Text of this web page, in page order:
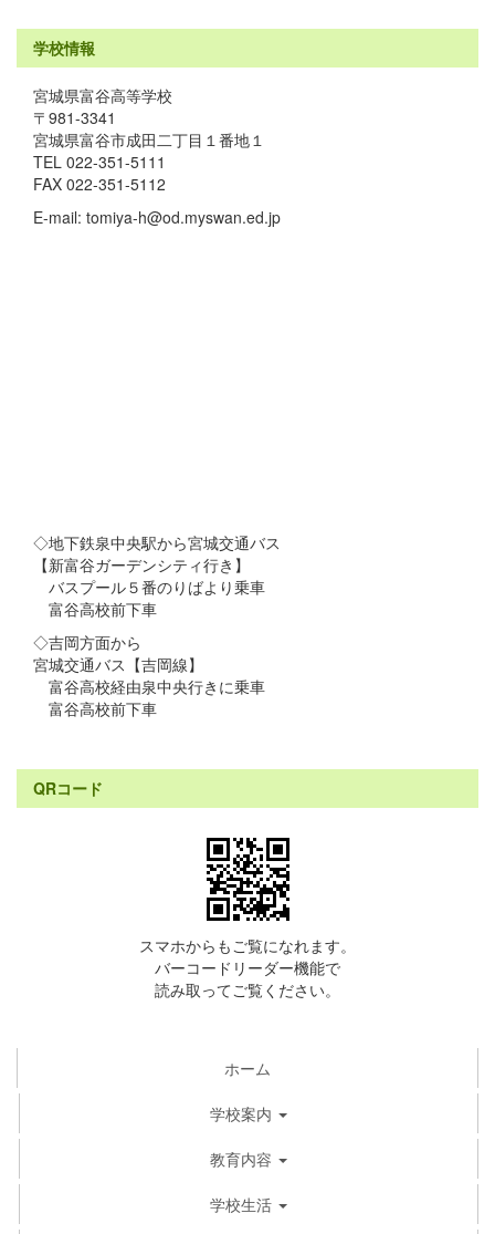
学校情報
宮城県富谷高等学校
〒981-3341
宮城県富谷市成田二丁目１番地１
TEL 022-351-5111
FAX 022-351-5112
E-mail: tomiya-h@od.myswan.ed.jp
◇地下鉄泉中央駅から宮城交通バス
【新富谷ガーデンシティ行き】
バスプール５番のりばより乗車
富谷高校前下車
◇吉岡方面から
宮城交通バス【吉岡線】
富谷高校経由泉中央行きに乗車
富谷高校前下車
QRコード
スマホからもご覧になれます。
バーコードリーダー機能で
読み取ってご覧ください。
ホーム
学校案内
教育内容
学校生活